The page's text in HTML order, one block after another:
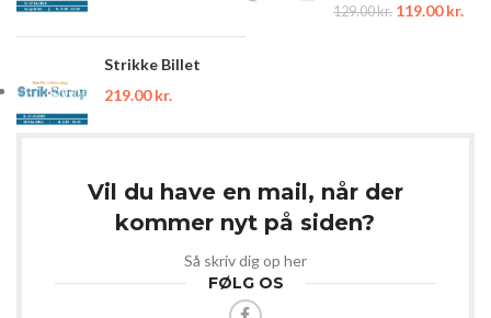
Strikke Billet
219.00kr.
129.00kr. 119.00kr.
Vil du have en mail, når der
kommer nyt på siden?
Så skriv dig op her
FØLG OS